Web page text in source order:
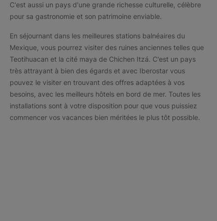
C'est aussi un pays d'une grande richesse culturelle, célèbre
pour sa gastronomie et son patrimoine enviable.
En séjournant dans les meilleures stations balnéaires du
Mexique, vous pourrez visiter des ruines anciennes telles que
Teotihuacan et la cité maya de Chichen Itzá. C'est un pays
très attrayant à bien des égards et avec Iberostar vous
pouvez le visiter en trouvant des offres adaptées à vos
besoins, avec les meilleurs hôtels en bord de mer. Toutes les
installations sont à votre disposition pour que vous puissiez
commencer vos vacances bien méritées le plus tôt possible.